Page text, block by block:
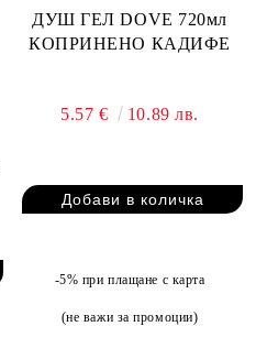
ДУШ ГЕЛ DOVE 720мл
КОПРИНЕНО КАДИФЕ
5.57 € 10.89 лв.
-5% при плащане с карта
(не важи за промоции)